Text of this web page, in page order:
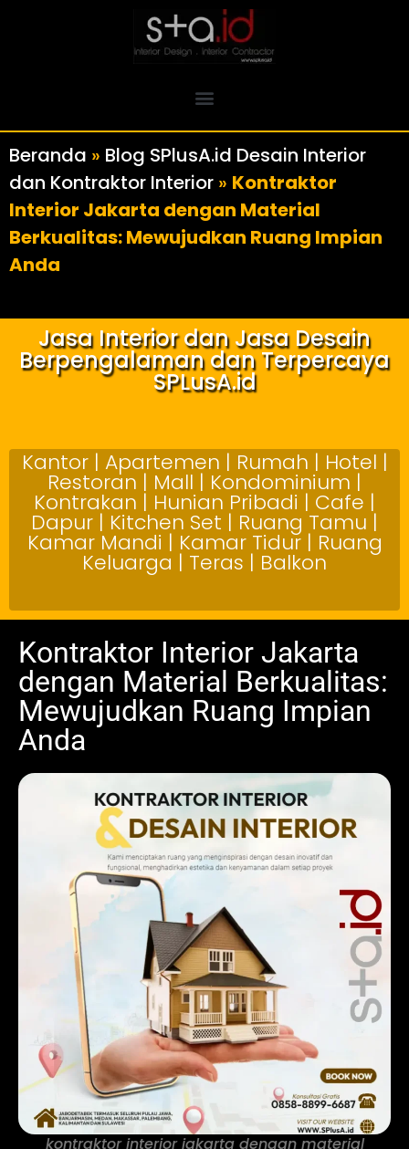
Beranda » Blog SPlusA.id Desain Interior
dan Kontraktor Interior » Kontraktor
Interior Jakarta dengan Material
Berkualitas: Mewujudkan Ruang Impian
Anda
Jasa Interior dan Jasa Desain
Berpengalaman dan Terpercaya
SPLusA.id
Kantor | Apartemen | Rumah | Hotel |
Restoran | Mall | Kondominium |
Kontrakan | Hunian Pribadi | Cafe |
Dapur | Kitchen Set | Ruang Tamu |
Kamar Mandi | Kamar Tidur | Ruang
Keluarga | Teras | Balkon
Kontraktor Interior Jakarta
dengan Material Berkualitas:
Mewujudkan Ruang Impian
Anda
kontraktor interior jakarta dengan material